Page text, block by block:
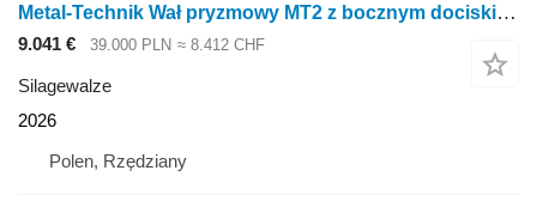
Metal-Technik Wał pryzmowy MT2 z bocznym dociskiem
9.041 € 39.000 PLN ≈ 8.412 CHF
Silagewalze
2026
Polen, Rzędziany